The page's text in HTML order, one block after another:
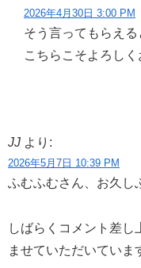
2026年4月30日 3:00 PM
そう言ってもらえる
こちらこそよろしく
JJ より:
2026年5月7日 10:39 PM
ふむふむさん、お久し
しばらくコメント差し
ませていただいていま